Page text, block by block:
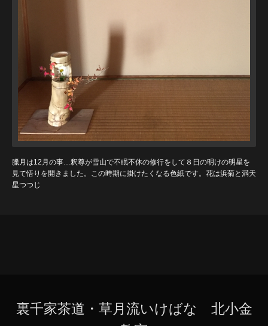
臘月は12月の事…釈尊が雪山で不眠不休の修行をして８日の明けの明星を
見て悟りを開きました。この時期に掛けたくなる色紙です。花は浜菊と満天
星つつじ
裏千家茶道・草月流いけばな 北小金